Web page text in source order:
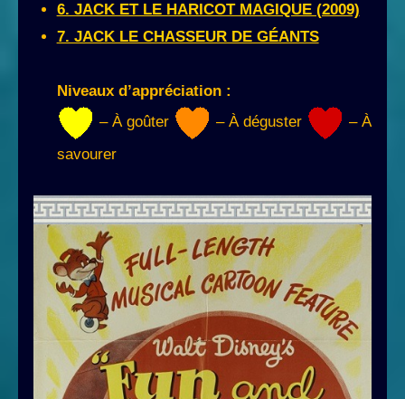
6. JACK ET LE HARICOT MAGIQUE (2009)
7. JACK LE CHASSEUR DE GÉANTS
Niveaux d’appréciation :
– À goûter
– À déguster
– À
savourer